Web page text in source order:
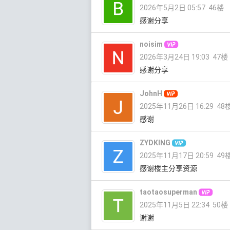
2026年5月2日 05:57 46楼
感谢分享
noisim
2026年3月24日 19:03 47楼
感谢分享
JohnH
2025年11月26日 16:29 48
感谢
ZYDKING
2025年11月17日 20:59 49
感谢楼主分享资源
taotaosuperman
2025年11月5日 22:34 50楼
谢谢